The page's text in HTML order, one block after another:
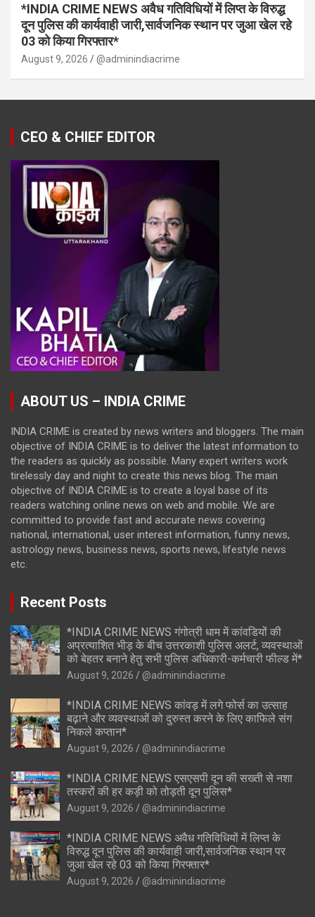
*INDIA CRIME NEWS अवैध गतिविधियों में लिप्त के विरुद्ध
दून पुलिस की कार्यवाही जारी,सार्वजनिक स्थान पर जुआ खेल रहे
03 को किया गिरफ्तार*
August 9, 2026 @adminindiacrime
CEO & CHIEF EDITOR
ABOUT US – INDIA CRIME
INDIA CRIME is created by news writers and bloggers. The main
objective of INDIA CRIME is to deliver the latest information to
the readers as quickly as possible. Many expert writers work
tirelessly day and night to create this news blog. The main
objective of INDIA CRIME is to create a loyal base of its
readers watching online news on web and mobile. We are
committed to provide fast and accurate news covering
national, international, user interest information, funny news,
astrology news, business news, sports news, lifestyle news
etc.
Recent Posts
*INDIA CRIME NEWS गंगोत्री धाम में कांवडियों की
अप्रत्याशित भीड़ के बीच उत्तरकाशी पुलिस अलर्ट, व्यवस्थाओं
को बेहतर बनाने हेतु सभी पुलिस अधिकारी-कर्मचारी फील्ड में*
August 9, 2026 @adminindiacrime
*INDIA CRIME NEWS कांवड़ में लगे फोर्स का उत्साह
बढ़ाने और व्यवस्थाओं को दुरुस्त करने के लिए काफिले संग
निकले कप्तान*
August 9, 2026 @adminindiacrime
*INDIA CRIME NEWS एसएसपी दून की सख्ती से नशा
तस्करों की हर कड़ी को तोड़ती दून पुलिस*
August 9, 2026 @adminindiacrime
*INDIA CRIME NEWS अवैध गतिविधियों में लिप्त के
विरुद्ध दून पुलिस की कार्यवाही जारी,सार्वजनिक स्थान पर
जुआ खेल रहे 03 को किया गिरफ्तार*
August 9, 2026 @adminindiacrime